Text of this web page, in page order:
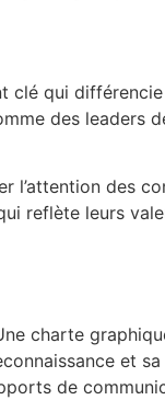
clé qui
des leaders
l’attention des
reflète leurs
charte
et
de